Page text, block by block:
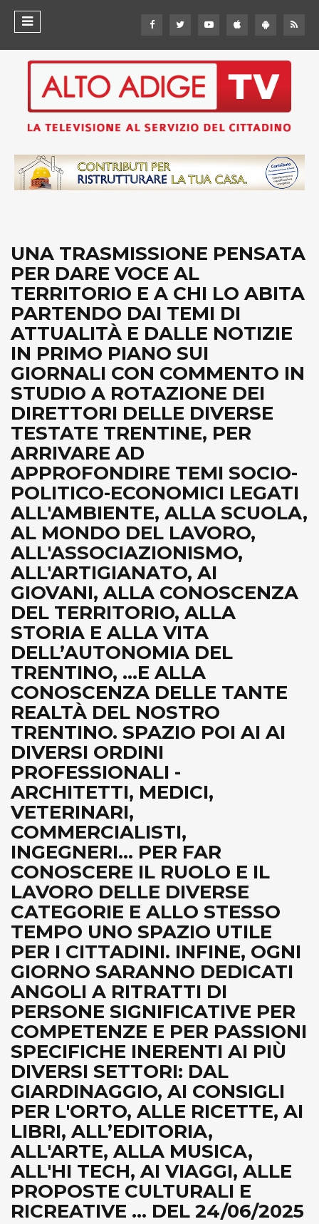
UNA TRASMISSIONE PENSATA
PER DARE VOCE AL
TERRITORIO E A CHI LO ABITA
PARTENDO DAI TEMI DI
ATTUALITÀ E DALLE NOTIZIE
IN PRIMO PIANO SUI
GIORNALI CON COMMENTO IN
STUDIO A ROTAZIONE DEI
DIRETTORI DELLE DIVERSE
TESTATE TRENTINE, PER
ARRIVARE AD
APPROFONDIRE TEMI SOCIO-
POLITICO-ECONOMICI LEGATI
ALL'AMBIENTE, ALLA SCUOLA,
AL MONDO DEL LAVORO,
ALL'ASSOCIAZIONISMO,
ALL'ARTIGIANATO, AI
GIOVANI, ALLA CONOSCENZA
DEL TERRITORIO, ALLA
STORIA E ALLA VITA
DELL’AUTONOMIA DEL
TRENTINO, ...E ALLA
CONOSCENZA DELLE TANTE
REALTÀ DEL NOSTRO
TRENTINO. SPAZIO POI AI AI
DIVERSI ORDINI
PROFESSIONALI -
ARCHITETTI, MEDICI,
VETERINARI,
COMMERCIALISTI,
INGEGNERI... PER FAR
CONOSCERE IL RUOLO E IL
LAVORO DELLE DIVERSE
CATEGORIE E ALLO STESSO
TEMPO UNO SPAZIO UTILE
PER I CITTADINI. INFINE, OGNI
GIORNO SARANNO DEDICATI
ANGOLI A RITRATTI DI
PERSONE SIGNIFICATIVE PER
COMPETENZE E PER PASSIONI
SPECIFICHE INERENTI AI PIÙ
DIVERSI SETTORI: DAL
GIARDINAGGIO, AI CONSIGLI
PER L'ORTO, ALLE RICETTE, AI
LIBRI, ALL’EDITORIA,
ALL'ARTE, ALLA MUSICA,
ALL'HI TECH, AI VIAGGI, ALLE
PROPOSTE CULTURALI E
RICREATIVE ... DEL 24/06/2025